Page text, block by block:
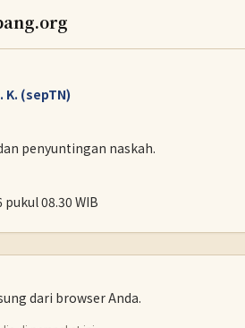
K. (sepTN)
penyuntingan naskah.
08.30 WIB
dari browser Anda.